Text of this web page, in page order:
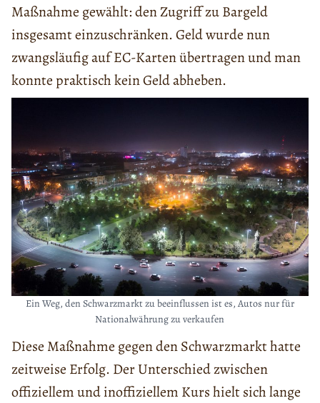
Maßnahme gewählt: den Zugriff zu Bargeld
insgesamt einzuschränken. Geld wurde nun
zwangsläufig auf EC-Karten übertragen und man
konnte praktisch kein Geld abheben.
Ein Weg, den Schwarzmarkt zu beeinflussen ist es, Autos nur für
Nationalwährung zu verkaufen
Diese Maßnahme gegen den Schwarzmarkt hatte
zeitweise Erfolg. Der Unterschied zwischen
offiziellem und inoffiziellem Kurs hielt sich lange